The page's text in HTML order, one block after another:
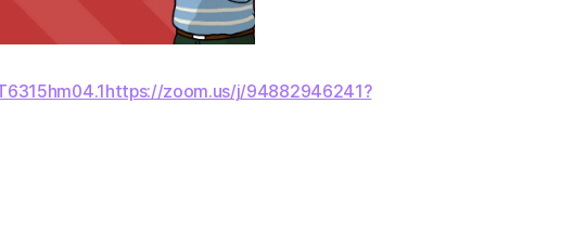
zoom.us/j/94882946241?